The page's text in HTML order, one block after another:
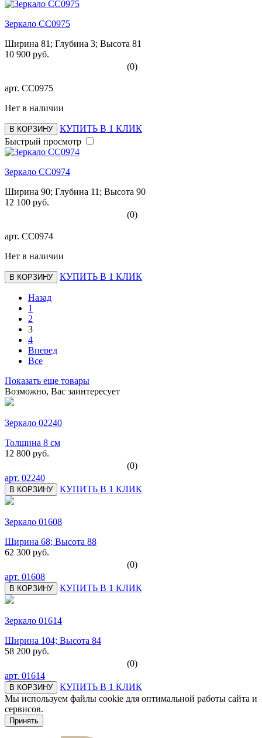
Зеркало СС0975
Ширина 81; Глубина 3; Высота 81
10 900 руб.
(0)
арт. СС0975
Нет в наличии
В КОРЗИНУ
КУПИТЬ В 1 КЛИК
Быстрый просмотр
Зеркало СС0974
Ширина 90; Глубина 11; Высота 90
12 100 руб.
(0)
арт. СС0974
Нет в наличии
В КОРЗИНУ КУПИТЬ В 1 КЛИК
Назад
1
2
3
4
Вперед
Все
Показать еще товары
Возможно, Вас заинтересует
Зеркало 02240
Толщина 8 см
12 800 руб.
(0)
арт. 02240
В КОРЗИНУ КУПИТЬ В 1 КЛИК
Зеркало 01608
Ширина 68; Высота 88
62 300 руб.
(0)
арт. 01608
В КОРЗИНУ КУПИТЬ В 1 КЛИК
Зеркало 01614
Ширина 104; Высота 84
58 200 руб.
(0)
арт. 01614
В КОРЗИНУ
КУПИТЬ В 1 КЛИК
Мы используем файлы cookie для оптимальной работы сайта и
сервисов.
Принять